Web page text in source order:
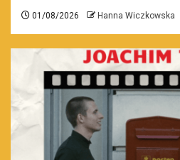
01/08/2026 Hanna Wiczkowska